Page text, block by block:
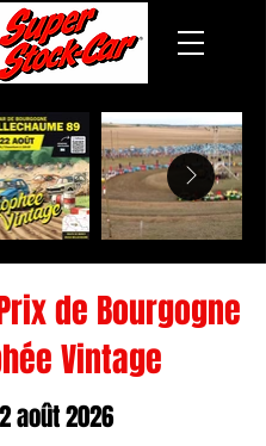
de Bourgogne
Vintage
août 2026